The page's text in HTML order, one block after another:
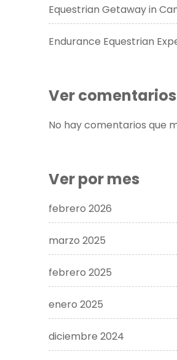
Equestrian Getaway in
Endurance Equestrian
Ver comentarios
No hay comentarios que
Ver por mes
febrero 2026
marzo 2025
febrero 2025
enero 2025
diciembre 2024